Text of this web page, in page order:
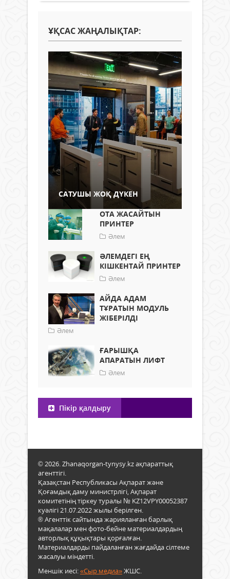
ҰҚСАС ЖАҢАЛЫҚТАР:
САТУШЫ ЖОҚ ДҮКЕН
ОТА ЖАСАЙТЫН
ПРИНТЕР
Әлем
ӘЛЕМДЕГІ ЕҢ
КІШКЕНТАЙ ПРИНТЕР
Әлем
АЙДА АДАМ
ТҰРАТЫН МОДУЛЬ
ЖІБЕРІЛДІ
Әлем
ҒАРЫШҚА
АПАРАТЫН ЛИФТ
Әлем
Пікір қалдыру
© 2026. Zhanaqorgan-tynysy.kz ақпараттық
агенттігі.
Қазақстан Республикасы Ақпарат және
Қоғамдық даму министрлігі, Ақпарат
комитетінің тіркеу туралы № KZ12VPY00052387
куәлігі 21.07.2022 жылы берілген.
® Агенттік сайтында жарияланған барлық
мақалалар мен фото-бейне материалдардың
авторлық құқықтары қорғалған.
Материалдарды пайдаланған жағдайда сілтеме
жасалуы міндетті.
Меншік иесі:«Сыр медиа»ЖШС.